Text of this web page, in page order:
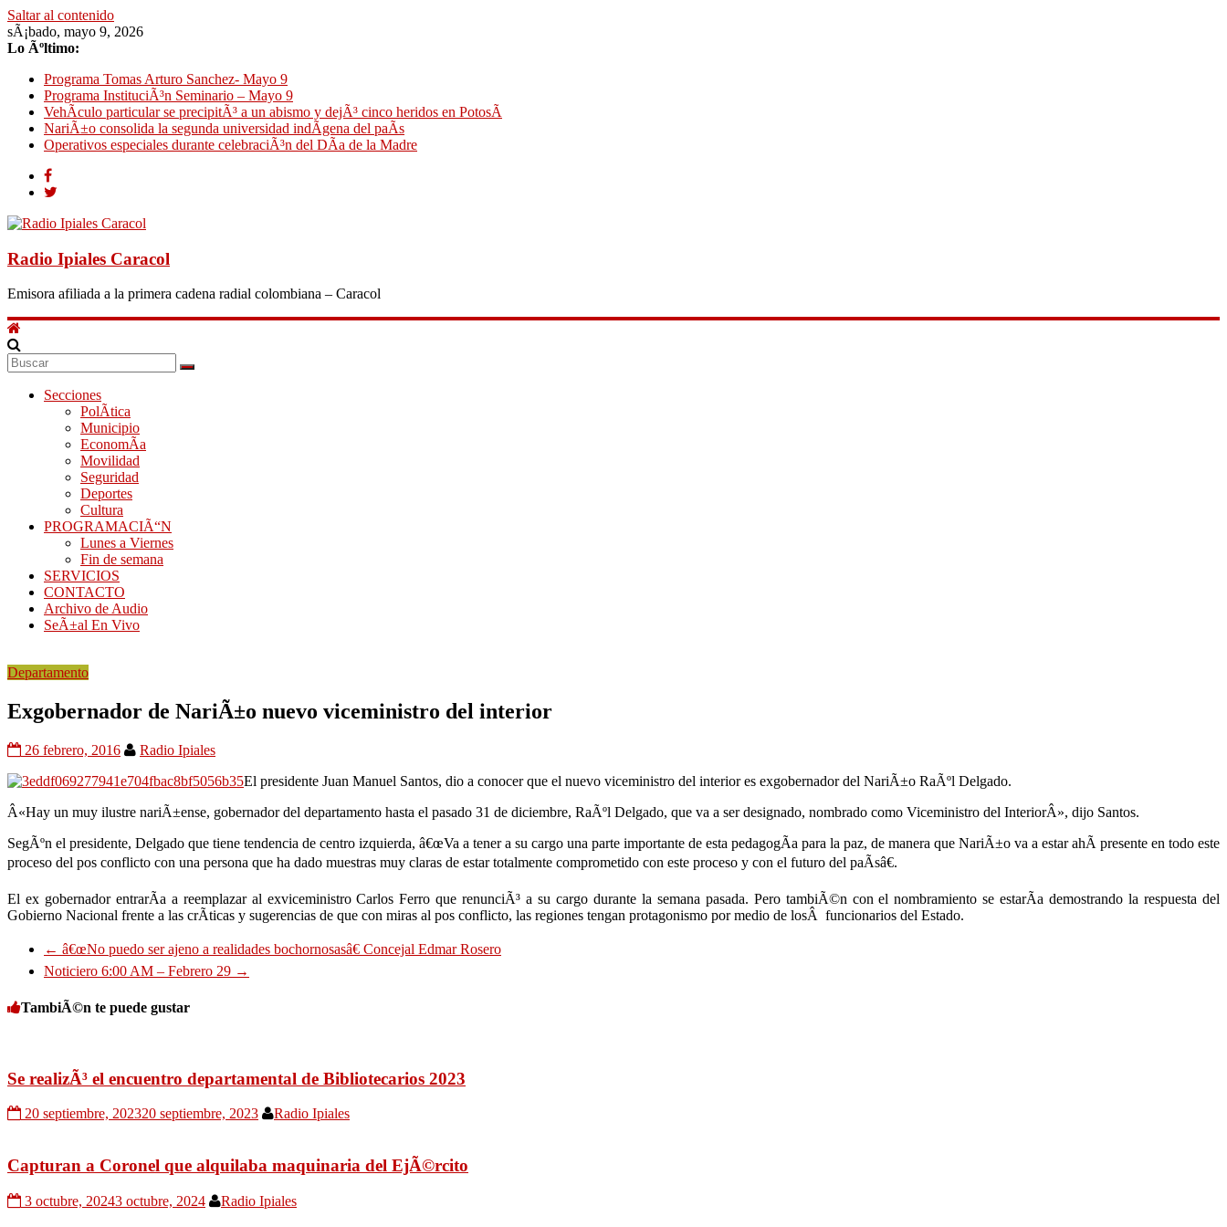
Saltar al contenido
sÃ¡bado, mayo 9, 2026
Lo Ãºltimo:
Programa Tomas Arturo Sanchez- Mayo 9
Programa InstituciÃ³n Seminario – Mayo 9
VehÃ­culo particular se precipitÃ³ a un abismo y dejÃ³ cinco heridos en PotosÃ­
NariÃ±o consolida la segunda universidad indÃ­gena del paÃ­s
Operativos especiales durante celebraciÃ³n del DÃ­a de la Madre
Radio Ipiales Caracol
Emisora afiliada a la primera cadena radial colombiana – Caracol
Secciones
PolÃ­tica
Municipio
EconomÃ­a
Movilidad
Seguridad
Deportes
Cultura
PROGRAMACIÃ“N
Lunes a Viernes
Fin de semana
SERVICIOS
CONTACTO
Archivo de Audio
SeÃ±al En Vivo
Departamento
Exgobernador de NariÃ±o nuevo viceministro del interior
26 febrero, 2016
Radio Ipiales
El presidente Juan Manuel Santos, dio a conocer que el nuevo viceministro del interior es exgobernador del NariÃ±o RaÃºl Delgado.
Â«Hay un muy ilustre nariÃ±ense, gobernador del departamento hasta el pasado 31 de diciembre, RaÃºl Delgado, que va a ser designado, nombrado como Viceministro del InteriorÂ», dijo Santos.
SegÃºn el presidente, Delgado que tiene tendencia de centro izquierda, â€œVa a tener a su cargo una parte importante de esta pedagogÃ­a para la paz, de manera que NariÃ±o va a estar ahÃ­ presente en todo este
proceso del pos conflicto con una persona que ha dado muestras muy claras de estar totalmente comprometido con este proceso y con el futuro del paÃ­sâ€.
El ex gobernador entrarÃ­a a reemplazar al exviceministro Carlos Ferro que renunciÃ³ a su cargo durante la semana pasada. Pero tambiÃ©n con el nombramiento se estarÃ­a demostrando la respuesta del
Gobierno Nacional frente a las crÃ­ticas y sugerencias de que con miras al pos conflicto, las regiones tengan protagonismo por medio de losÂ funcionarios del Estado.
← â€œNo puedo ser ajeno a realidades bochornosasâ€ Concejal Edmar Rosero
Noticiero 6:00 AM – Febrero 29 →
TambiÃ©n te puede gustar
Se realizÃ³ el encuentro departamental de Bibliotecarios 2023
20 septiembre, 202320 septiembre, 2023 Radio Ipiales
Capturan a Coronel que alquilaba maquinaria del EjÃ©rcito
3 octubre, 20243 octubre, 2024 Radio Ipiales